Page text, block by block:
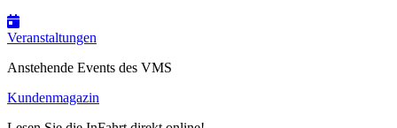
Veranstaltungen
Anstehende Events des VMS
Kundenmagazin